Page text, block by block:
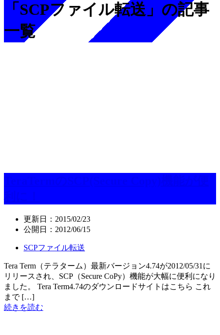
「SCPファイル転送」の記事
一覧
更新日： 2015/02/23
公開日： 2012/06/15
SCPファイル転送
Tera Term（テラターム）最新バージョン4.74が2012/05/31に
リリースされ、SCP（Secure CoPy）機能が大幅に便利になり
ました。 Tera Term4.74のダウンロードサイトはこちら これ
まで […]
続きを読む